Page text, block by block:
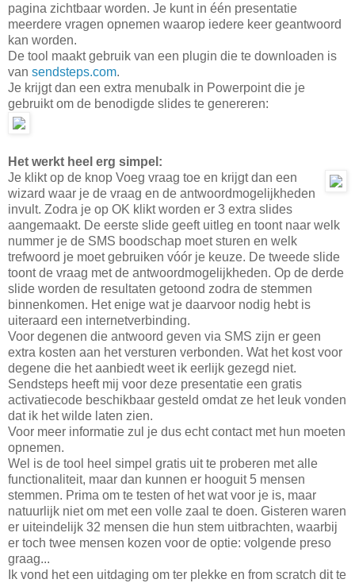
pagina zichtbaar worden. Je kunt in één presentatie
meerdere vragen opnemen waarop iedere keer geantwoord
kan worden.
De tool maakt gebruik van een plugin die te downloaden is
van sendsteps.com.
Je krijgt dan een extra menubalk in Powerpoint die je
gebruikt om de benodigde slides te genereren:
Het werkt heel erg simpel:
Je klikt op de knop Voeg vraag toe en krijgt dan een
wizard waar je de vraag en de antwoordmogelijkheden
invult. Zodra je op OK klikt worden er 3 extra slides
aangemaakt. De eerste slide geeft uitleg en toont naar welk
nummer je de SMS boodschap moet sturen en welk
trefwoord je moet gebruiken vóór je keuze. De tweede slide
toont de vraag met de antwoordmogelijkheden. Op de derde
slide worden de resultaten getoond zodra de stemmen
binnenkomen. Het enige wat je daarvoor nodig hebt is
uiteraard een internetverbinding.
Voor degenen die antwoord geven via SMS zijn er geen
extra kosten aan het versturen verbonden. Wat het kost voor
degene die het aanbiedt weet ik eerlijk gezegd niet.
Sendsteps heeft mij voor deze presentatie een gratis
activatiecode beschikbaar gesteld omdat ze het leuk vonden
dat ik het wilde laten zien.
Voor meer informatie zul je dus echt contact met hun moeten
opnemen.
Wel is de tool heel simpel gratis uit te proberen met alle
functionaliteit, maar dan kunnen er hooguit 5 mensen
stemmen. Prima om te testen of het wat voor je is, maar
natuurlijk niet om met een volle zaal te doen. Gisteren waren
er uiteindelijk 32 mensen die hun stem uitbrachten, waarbij
er toch twee mensen kozen voor de optie: volgende preso
graag...
Ik vond het een uitdaging om ter plekke en from scratch dit te